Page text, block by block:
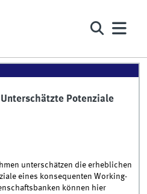
Potenziale
unterschätzen die erheblichen
eines konsequenten Working-
können hier